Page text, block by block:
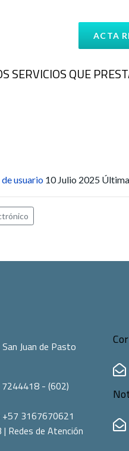
ACTA
SERVICIOS QUE
usuario 10 Julio 2025
Juan de Pasto
- (602)
+57 3167670621
| Redes de Atención